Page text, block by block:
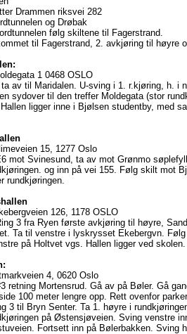
Drammen riksvei 282
og Drøbak
følg skiltene til Fagerstrand.
til Fagerstrand, 2. avkjøring til høyre
1 0468 OSLO
ta av til Maridalen. U-sving i 1. r.kjøring, h. i
sydover til den treffer Moldegata (stor
ligger inne i Bjølsen studentby, med
15, 1277 Oslo
mot Svinesund, ta av mot Grønmo
og inn på vei 155. Følg skilt mot
rundkjøringen.
126, 1178 OSLO
3 fra Ryen første avkjøring til høyre,
Ta til venstre i lyskrysset Ekebergvn.
på Holtvet vgs. Hallen ligger ved skolen.
4, 0620 Oslo
retning Mortensrud. Gå av på Bøler. Gå
100 meter lengre opp. Rett ovenfor
3 til Bryn Senter. Ta 1. høyre i
på Østensjøveien. Sving venstre
Fortsett inn på Bølerbakken. Sving